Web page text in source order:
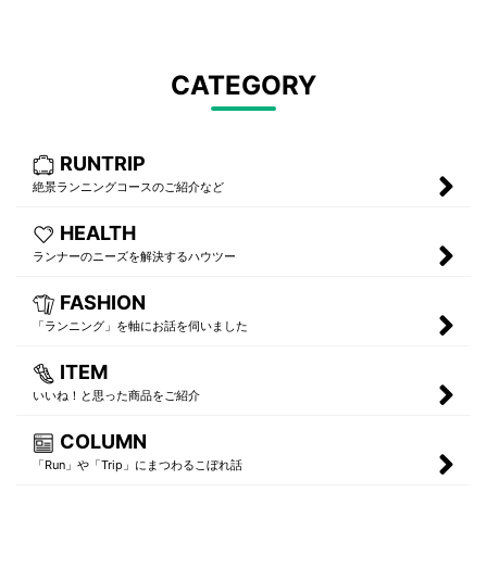
CATEGORY
RUNTRIP
絶景ランニングコースのご紹介など
HEALTH
ランナーのニーズを解決するハウツー
FASHION
「ランニング」を軸にお話を伺いました
ITEM
いいね！と思った商品をご紹介
COLUMN
「Run」や「Trip」にまつわるこぼれ話